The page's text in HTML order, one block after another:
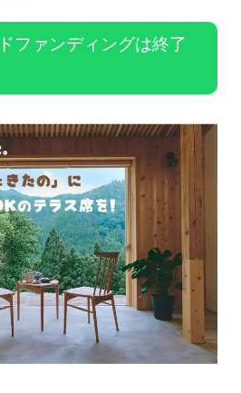
ファンディングは終了